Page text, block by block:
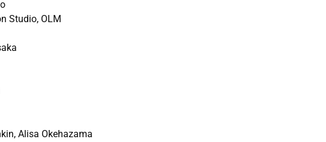
Studio, OLM
Alisa Okehazama